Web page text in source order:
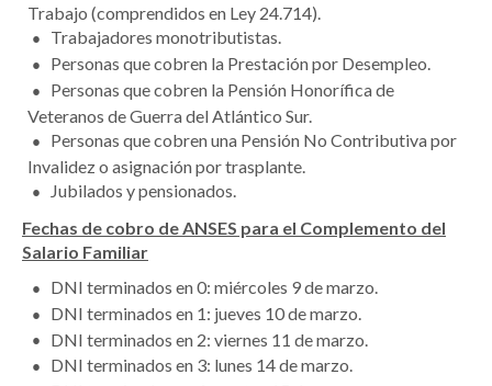
Trabajo (comprendidos en Ley 24.714).
Trabajadores monotributistas.
Personas que cobren la Prestación por Desempleo.
Personas que cobren la Pensión Honorífica de
Veteranos de Guerra del Atlántico Sur.
Personas que cobren una Pensión No Contributiva por
Invalidez o asignación por trasplante.
Jubilados y pensionados.
Fechas de cobro de ANSES para el Complemento del
Salario Familiar
DNI terminados en 0: miércoles 9 de marzo.
DNI terminados en 1: jueves 10 de marzo.
DNI terminados en 2: viernes 11 de marzo.
DNI terminados en 3: lunes 14 de marzo.